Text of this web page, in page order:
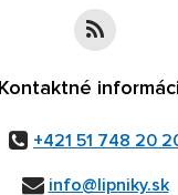
Kontaktné
+421 51 748 20
info@lipniky.sk